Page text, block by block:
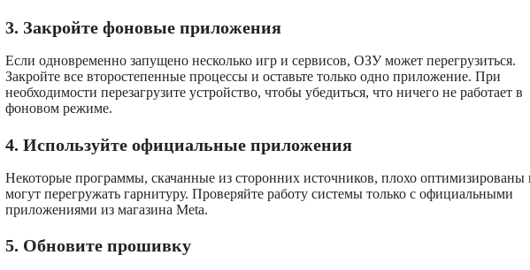
3. Закройте фоновые приложения
Если одновременно запущено несколько игр и сервисов, ОЗУ может перегрузиться.
Закройте все второстепенные процессы и оставьте только одно приложение. При
необходимости перезагрузите устройство, чтобы убедиться, что ничего не работает в
фоновом режиме.
4. Используйте официальные приложения
Некоторые программы, скачанные из сторонних источников, плохо оптимизированы
могут перегружать гарнитуру. Проверяйте работу системы только с официальными
приложениями из магазина Meta.
5. Обновите прошивку